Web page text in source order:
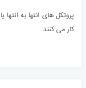
کار می کنند